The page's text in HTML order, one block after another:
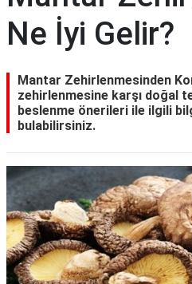
TABİRLERİ
GEZİLECEK
BLOG
Ne İyi Gelir?
Mantar Zehirlenmesinden
zehirlenmesine karşı doğal
beslenme önerileri ile ilgili
bulabilirsiniz.